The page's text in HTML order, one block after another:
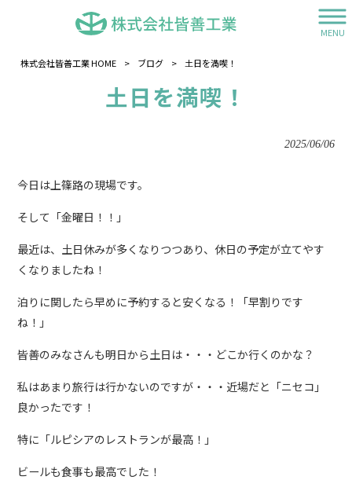
MENU
株式会社皆善工業 HOME > ブログ > 土日を満喫！
土日を満喫！
2025/06/06
今日は上篠路の現場です。
そして「金曜日！！」
最近は、土日休みが多くなりつつあり、休日の予定が立てやす
くなりましたね！
泊りに関したら早めに予約すると安くなる！「早割りです
ね！」
皆善のみなさんも明日から土日は・・・どこか行くのかな？
私はあまり旅行は行かないのですが・・・近場だと「ニセコ」
良かったです！
特に「ルピシアのレストランが最高！」
ビールも食事も最高でした！